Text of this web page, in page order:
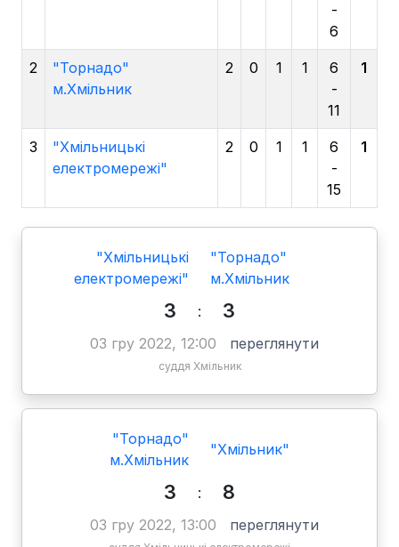
-
6
2
"Торнадо"
м.Хмільник
2 0 1 1
6
-
11
1
3
"Хмільницькі
електромережі"
2 0 1 1
6
-
15
1
"Хмільницькі
електромережі"
"Торнадо"
м.Хмільник
3 : 3
03 гру 2022, 12:00 переглянути
суддя Хмільник
"Торнадо"
м.Хмільник
"Хмільник"
3 : 8
03 гру 2022, 13:00 переглянути